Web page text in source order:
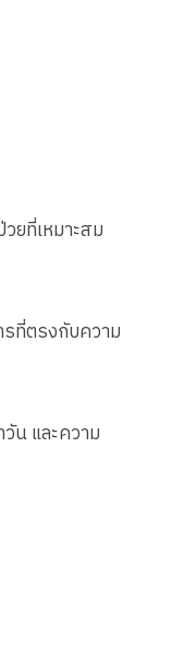
ยที่เหมาะสม
ที่ตรงกับความ
น และความ